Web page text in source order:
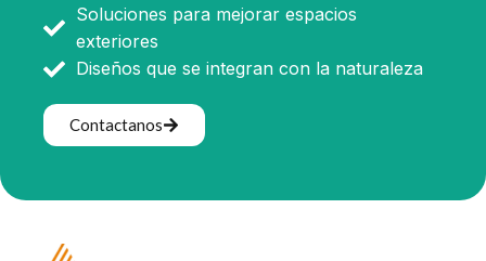
Soluciones para mejorar espacios
exteriores
Diseños que se integran con la naturaleza
Contactanos